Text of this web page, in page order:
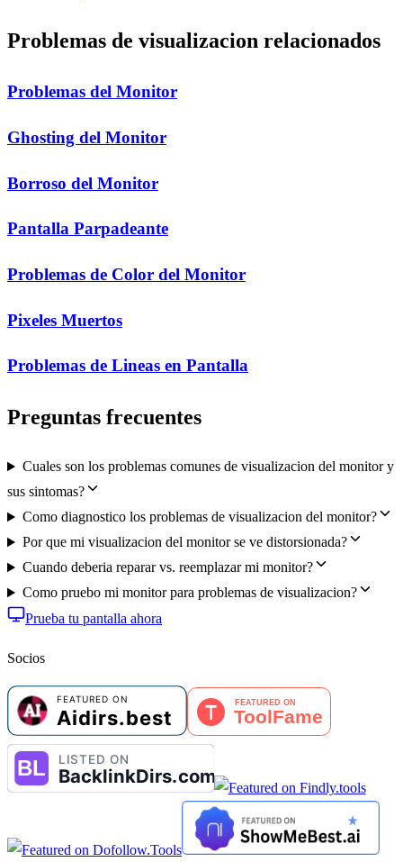
Problemas de visualizacion relacionados
Problemas del Monitor
Ghosting del Monitor
Borroso del Monitor
Pantalla Parpadeante
Problemas de Color del Monitor
Pixeles Muertos
Problemas de Lineas en Pantalla
Preguntas frecuentes
Cuales son los problemas comunes de visualizacion del monitor y
sus sintomas?
Como diagnostico los problemas de visualizacion del monitor?
Por que mi visualizacion del monitor se ve distorsionada?
Cuando deberia reparar vs. reemplazar mi monitor?
Como pruebo mi monitor para problemas de visualizacion?
Prueba tu pantalla ahora
Socios